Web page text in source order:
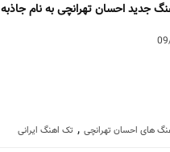
جدید احسان تهرانچی به نام جاذبه
های احسان تهرانچی , تک اهنگ ایرانی